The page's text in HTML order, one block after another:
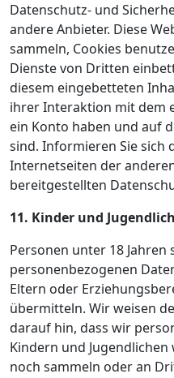
Datenschutz- und
andere Anbieter. Diese
sammeln, Cookies
Dienste von Dritten
diesem eingebetteten
ihrer Interaktion mit dem
ein Konto haben und auf
sind. Informieren Sie sich
Internetseiten der
bereitgestellten
11. Kinder und
Personen unter 18
personenbezogenen
Eltern oder
übermitteln. Wir weisen
darauf hin, dass wir
Kindern und
noch sammeln oder an